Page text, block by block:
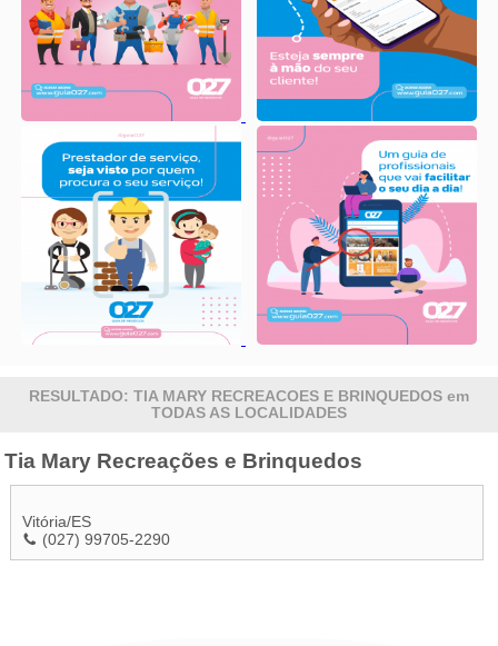
RESULTADO: TIA MARY RECREACOES E BRINQUEDOS em
TODAS AS LOCALIDADES
Tia Mary Recreações e Brinquedos
Vitória/ES
(027) 99705-2290